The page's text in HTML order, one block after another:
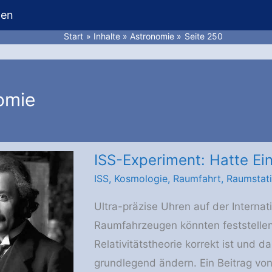
Start Inhalte Astronomie Seite 250
ISS-Experiment: Hatte
ISS, Kosmologie, Raumfahrt,
Ultra-präzise Uhren auf der
Raumfahrzeugen könnten
Relativitätstheorie korrekt ist und
grundlegend ändern. Ein Beitrag